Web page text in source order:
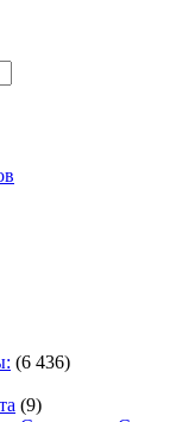
(6 436)
(9)